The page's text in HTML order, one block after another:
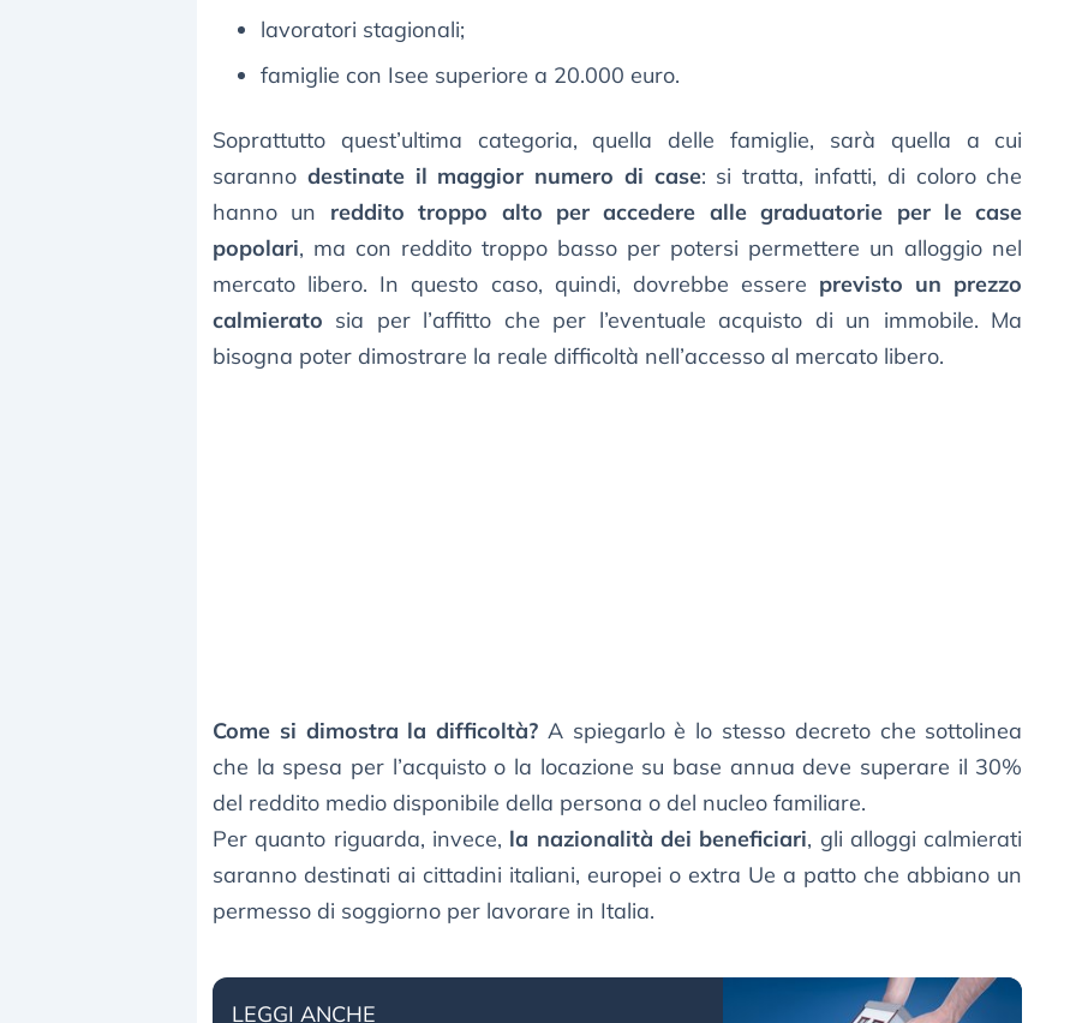
lavoratori stagionali;
famiglie con Isee superiore a 20.000 euro.
Soprattutto quest’ultima categoria, quella delle famiglie, sarà quella a cui
saranno destinate il maggior numero di case: si tratta, infatti, di coloro che
hanno un reddito troppo alto per accedere alle graduatorie per le case
popolari, ma con reddito troppo basso per potersi permettere un alloggio nel
mercato libero. In questo caso, quindi, dovrebbe essere previsto un prezzo
calmierato sia per l’affitto che per l’eventuale acquisto di un immobile. Ma
bisogna poter dimostrare la reale difficoltà nell’accesso al mercato libero.
Come si dimostra la difficoltà? A spiegarlo è lo stesso decreto che sottolinea
che la spesa per l’acquisto o la locazione su base annua deve superare il 30%
del reddito medio disponibile della persona o del nucleo familiare.
Per quanto riguarda, invece, la nazionalità dei beneficiari, gli alloggi calmierati
saranno destinati ai cittadini italiani, europei o extra Ue a patto che abbiano un
permesso di soggiorno per lavorare in Italia.
LEGGI ANCHE